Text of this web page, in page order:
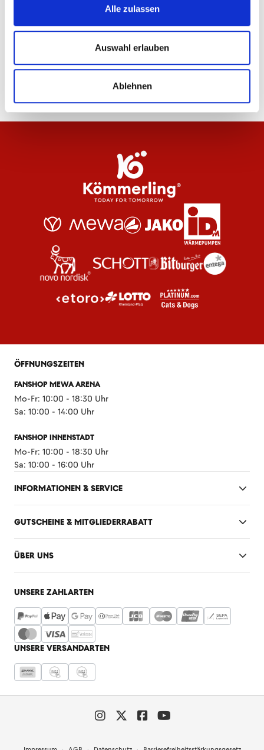
Alle zulassen
Auswahl erlauben
Ablehnen
ÖFFNUNGSZEITEN
FANSHOP MEWA ARENA
Mo-Fr: 10:00 - 18:30 Uhr
Sa: 10:00 - 14:00 Uhr
FANSHOP INNENSTADT
Mo-Fr: 10:00 - 18:30 Uhr
Sa: 10:00 - 16:00 Uhr
INFORMATIONEN & SERVICE
GUTSCHEINE & MITGLIEDERRABATT
ÜBER UNS
UNSERE ZAHLARTEN
UNSERE VERSANDARTEN